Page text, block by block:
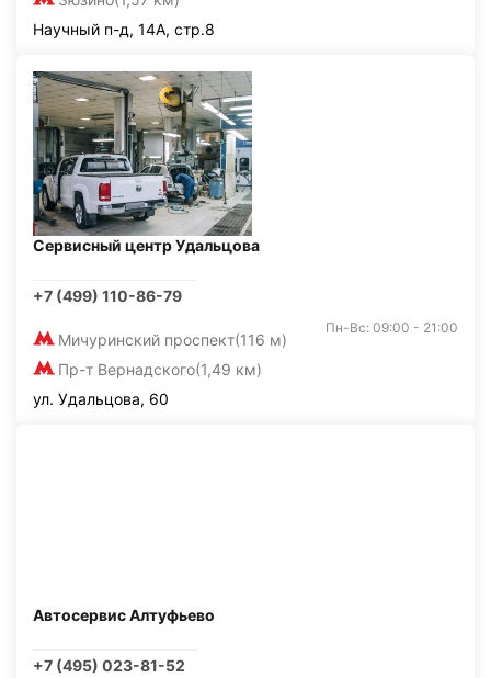
Научный п-д, 14А, стр.8
Сервисный центр Удальцова
+7 (499) 110-86-79
Мичуринский проспект(116 м)
Пр-т Вернадского(1,49 км)
Пн-Вс: 09:00 - 21:00
ул. Удальцова, 60
Автосервис Алтуфьево
+7 (495) 023-81-52